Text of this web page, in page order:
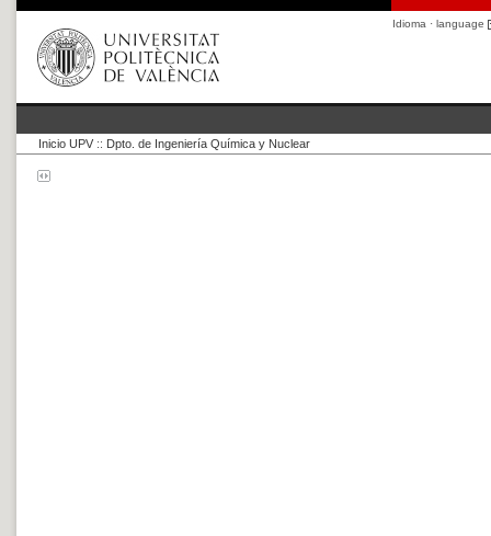
Idioma · language
Inicio UPV :: Dpto. de Ingeniería Química y Nuclear